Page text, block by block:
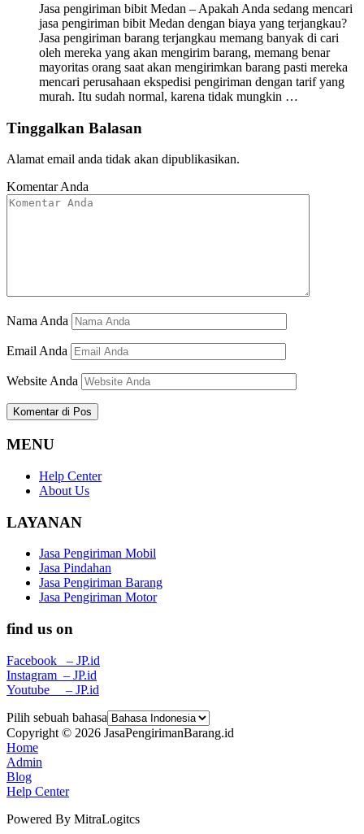
Jasa pengiriman bibit Medan – Apakah Anda sedang mencari
jasa pengiriman bibit Medan dengan biaya yang terjangkau?
Jasa pengiriman barang terjangkau memang banyak di cari
oleh mereka yang akan mengirim barang, memang benar
mayoritas orang saat akan mengirimkan barang pasti mereka
mencari perusahaan ekspedisi pengiriman dengan tarif yang
murah. Itu sudah normal, karena tidak mungkin …
Tinggalkan Balasan
Alamat email anda tidak akan dipublikasikan.
Komentar Anda
Nama Anda
Email Anda
Website Anda
MENU
Help Center
About Us
LAYANAN
Jasa Pengiriman Mobil
Jasa Pindahan
Jasa Pengiriman Barang
Jasa Pengiriman Motor
find us on
Facebook – JP.id
Instagram – JP.id
Youtube – JP.id
Pilih sebuah bahasa
Copyright © 2026 JasaPengirimanBarang.id
Home
Admin
Blog
Help Center
Powered By MitraLogitcs